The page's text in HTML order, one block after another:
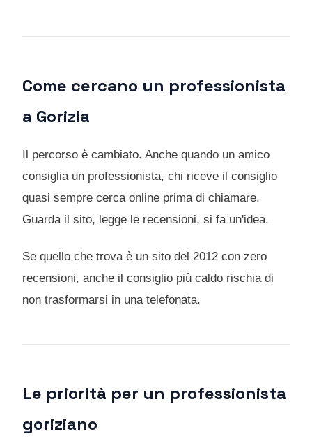
Come cercano un professionista
a Gorizia
Il percorso è cambiato. Anche quando un amico
consiglia un professionista, chi riceve il consiglio
quasi sempre cerca online prima di chiamare.
Guarda il sito, legge le recensioni, si fa un'idea.
Se quello che trova è un sito del 2012 con zero
recensioni, anche il consiglio più caldo rischia di
non trasformarsi in una telefonata.
Le priorità per un professionista
goriziano